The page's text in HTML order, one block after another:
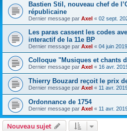
Bastien Stil, nouveau chef de
républicaine
Dernier message par Axel « 02 sept.
Les paras cassent les codes
interactif de la 11e BP
Dernier message par Axel « 04 juin
Colloque "Musiques et chants
Dernier message par Axel « 16 avr.
Thierry Bouzard reçoit le prix
Dernier message par Axel « 11 avr.
Ordonnance de 1754
Dernier message par Axel « 11 avr.
Nouveau sujet